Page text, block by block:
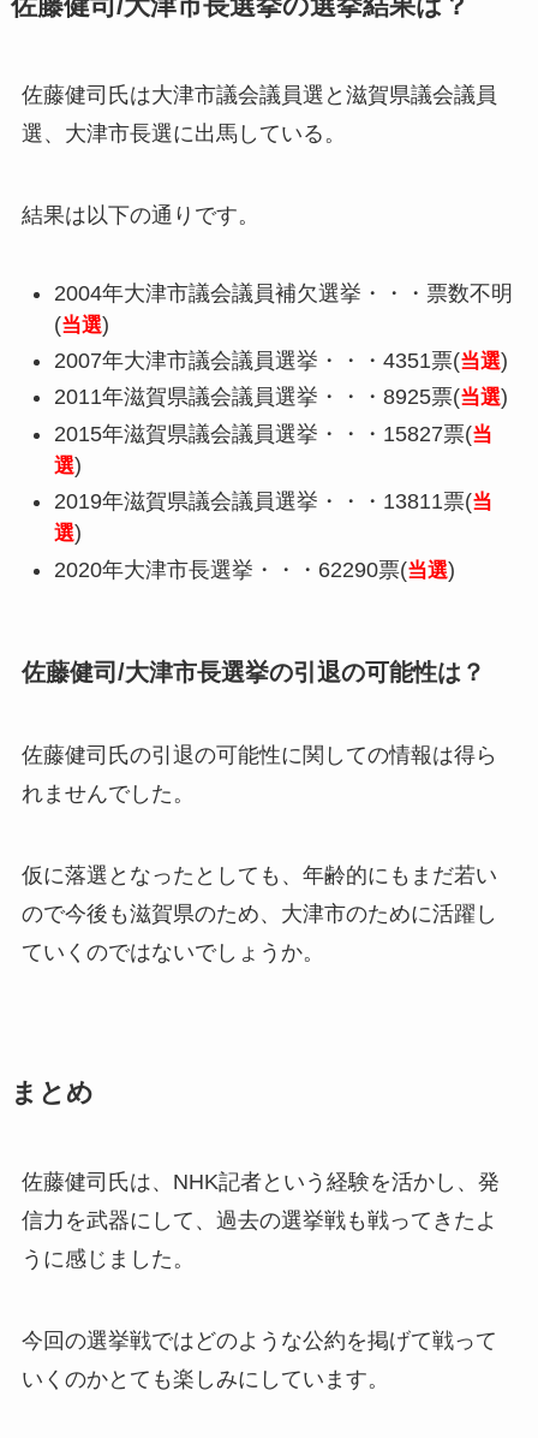
佐藤健司/大津市長選挙の選挙結果は？
佐藤健司氏は大津市議会議員選と滋賀県議会議員
選、大津市長選に出馬している。
結果は以下の通りです。
2004年大津市議会議員補欠選挙・・・票数不明
(当選)
2007年大津市議会議員選挙・・・4351票(当選)
2011年滋賀県議会議員選挙・・・8925票(当選)
2015年滋賀県議会議員選挙・・・15827票(当
選)
2019年滋賀県議会議員選挙・・・13811票(当
選)
2020年大津市長選挙・・・62290票(当選)
佐藤健司/大津市長選挙の引退の可能性は？
佐藤健司氏の引退の可能性に関しての情報は得ら
れませんでした。
仮に落選となったとしても、年齢的にもまだ若い
ので今後も滋賀県のため、大津市のために活躍し
ていくのではないでしょうか。
まとめ
佐藤健司氏は、NHK記者という経験を活かし、発
信力を武器にして、過去の選挙戦も戦ってきたよ
うに感じました。
今回の選挙戦ではどのような公約を掲げて戦って
いくのかとても楽しみにしています。